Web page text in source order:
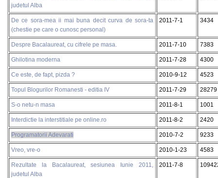
judetul Alba
De ce sora-mea ii mai buna decit curva de sora-ta
(chestie pe care o cunosc personal)
2011-7-1 3434
Despre Bacalaureat, cu cifrele pe masa. 2011-7-10 7383
Ghilotina moderna 2011-7-28 4300
Ce este, de fapt, pizda ? 2010-9-12 4523
Topul Blogurilor Romanesti - editia IV 2011-7-29 28279
S-o netu-n masa 2011-8-1 1001
Interdictie la interstitiale pe online.ro 2011-8-2 2420
Programatorii Adevarati 2010-7-2 9233
Vreo, vre-o 2010-1-23 4583
Rezultate la Bacalaureat, sesiunea Iunie 2011,
judetul Alba
2011-7-8